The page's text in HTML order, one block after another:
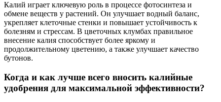
Калий играет ключевую роль в процессе фотосинтеза и
обмене веществ у растений. Он улучшает водный баланс,
укрепляет клеточные стенки и повышает устойчивость к
болезням и стрессам. В цветочных клумбах правильное
внесение калия способствует более яркому и
продолжительному цветению, а также улучшает качество
бутонов.
Когда и как лучше всего вносить калийные
удобрения для максимальной эффективности?